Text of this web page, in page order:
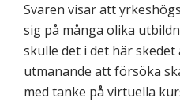
Svaren visar att
sig på många olika
skulle det i det här
utmanande att försöka
med tanke på virtuella